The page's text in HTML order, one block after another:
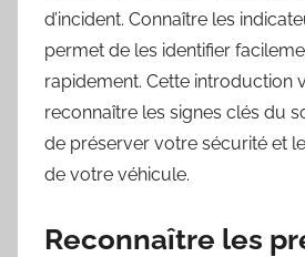
d’incident. Connaître les
permet de les identifier
rapidement. Cette introduction
reconnaître les signes clés du
de préserver votre sécurité et
de votre véhicule.
Reconnaître les